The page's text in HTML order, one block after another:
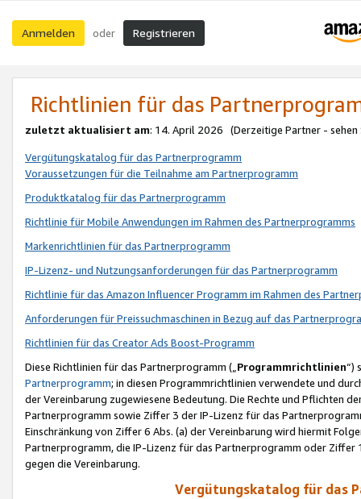
Anmelden oder Registrieren
Richtlinien für das
zuletzt aktualisiert am: 14. April 2026 (Derzeitige Partner - sehen
Vergütungskatalog für das Partnerprogramm
Voraussetzungen für die Teilnahme am Partnerprogramm
Produktkatalog für das Partnerprogramm
Richtlinie für Mobile Anwendungen im Rahmen des Partnerprogramms
Markenrichtlinien für das Partnerprogramm
IP-Lizenz- und Nutzungsanforderungen für das Partnerprogramm
Richtlinie für das Amazon Influencer Programm im Rahmen des
Anforderungen für Preissuchmaschinen in Bezug auf das
Richtlinien für das Creator Ads Boost-Programm
Diese Richtlinien für das Partnerprogramm („Programmrichtlinien“)
Partnerprogramm; in diesen Programmrichtlinien verwendete und
der Vereinbarung zugewiesene Bedeutung. Die Rechte und Pflichten
Partnerprogramm sowie Ziffer 3 der IP-Lizenz für das
Einschränkung von Ziffer 6 Abs. (a) der Vereinbarung wird hiermit
Partnerprogramm, die IP-Lizenz für das Partnerprogramm oder
gegen die Vereinbarung.
Vergütungskatalog für das